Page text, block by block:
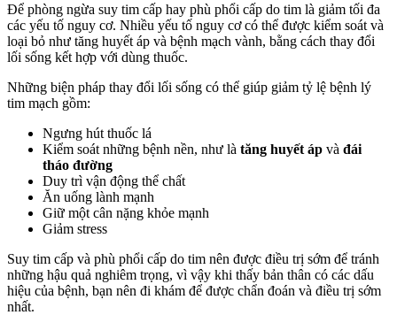
Để phòng ngừa suy tim cấp hay phù phổi cấp do tim là giảm tối đa
các yếu tố nguy cơ. Nhiều yếu tố nguy cơ có thể được kiểm soát và
loại bỏ như tăng huyết áp và bệnh mạch vành, bằng cách thay đổi
lối sống kết hợp với dùng thuốc.
Những biện pháp thay đổi lối sống có thể giúp giảm tỷ lệ bệnh lý
tim mạch gồm:
Ngưng hút thuốc lá
Kiểm soát những bệnh nền, như là tăng huyết áp và đái
tháo đường
Duy trì vận động thể chất
Ăn uống lành mạnh
Giữ một cân nặng khỏe mạnh
Giảm stress
Suy tim cấp và phù phổi cấp do tim nên được điều trị sớm để tránh
những hậu quả nghiêm trọng, vì vậy khi thấy bản thân có các dấu
hiệu của bệnh, bạn nên đi khám để được chẩn đoán và điều trị sớm
nhất.